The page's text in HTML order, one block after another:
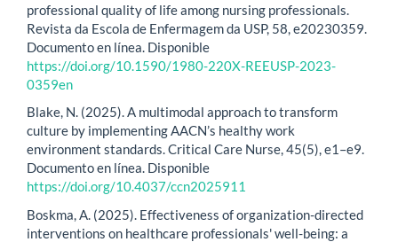
professional quality of life among nursing professionals.
Revista da Escola de Enfermagem da USP, 58, e20230359.
Documento en línea. Disponible
https://doi.org/10.1590/1980-220X-REEUSP-2023-
0359en
Blake, N. (2025). A multimodal approach to transform
culture by implementing AACN’s healthy work
environment standards. Critical Care Nurse, 45(5), e1–e9.
Documento en línea. Disponible
https://doi.org/10.4037/ccn2025911
Boskma, A. (2025). Effectiveness of organization-directed
interventions on healthcare professionals' well-being: a